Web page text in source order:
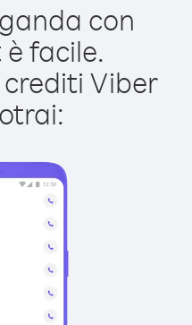
con
facile.
Viber